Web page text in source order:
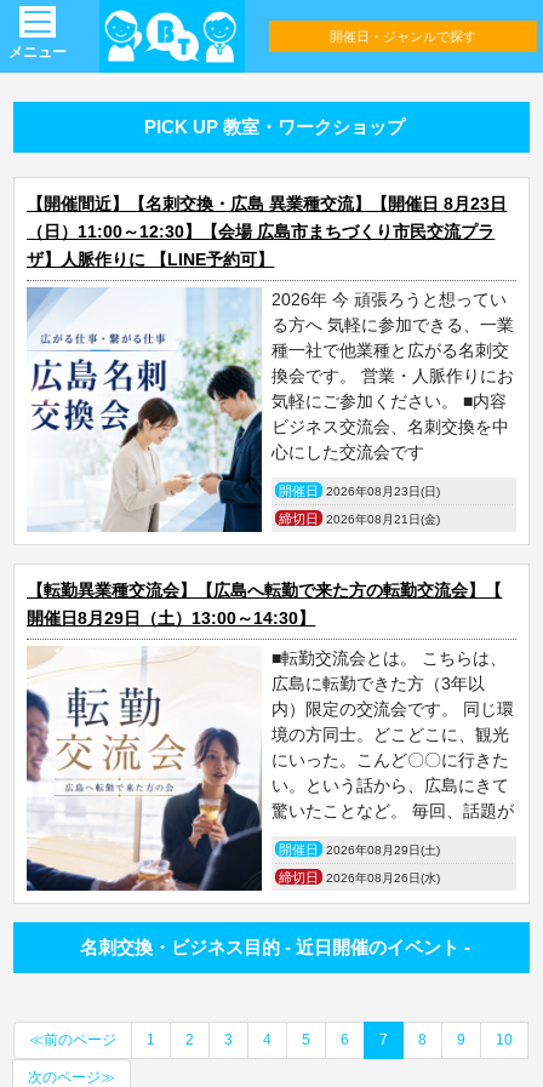
メニュー
開催日・ジャンルで探す
PICK UP 教室・ワークショップ
【開催間近】【名刺交換・広島 異業種交流】【開催日 8月23日
（日）11:00～12:30】【会場 広島市まちづくり市民交流プラ
ザ】人脈作りに 【LINE予約可】
2026年 今 頑張ろうと想ってい
る方へ 気軽に参加できる、一業
種一社で他業種と広がる名刺交
換会です。 営業・人脈作りにお
気軽にご参加ください。 ■内容
ビジネス交流会、名刺交換を中
心にした交流会です
開催日 2026年08月23日(日)
締切日 2026年08月21日(金)
【転勤異業種交流会】【広島へ転勤で来た方の転勤交流会】【
開催日8月29日（土）13:00～14:30】
■転勤交流会とは。 こちらは、
広島に転勤できた方（3年以
内）限定の交流会です。 同じ環
境の方同士。どこどこに、観光
にいった。こんど〇〇に行きた
い。という話から、広島にきて
驚いたことなど。 毎回、話題が
開催日 2026年08月29日(土)
締切日 2026年08月26日(水)
名刺交換・ビジネス目的 - 近日開催のイベント -
≪前のページ 1 2 3 4 5 6 7 8 9 10
次のページ≫